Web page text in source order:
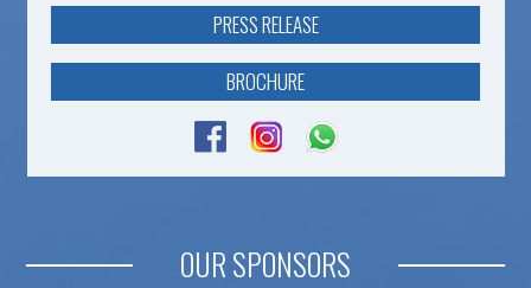
PRESS RELEASE
BROCHURE
OUR SPONSORS